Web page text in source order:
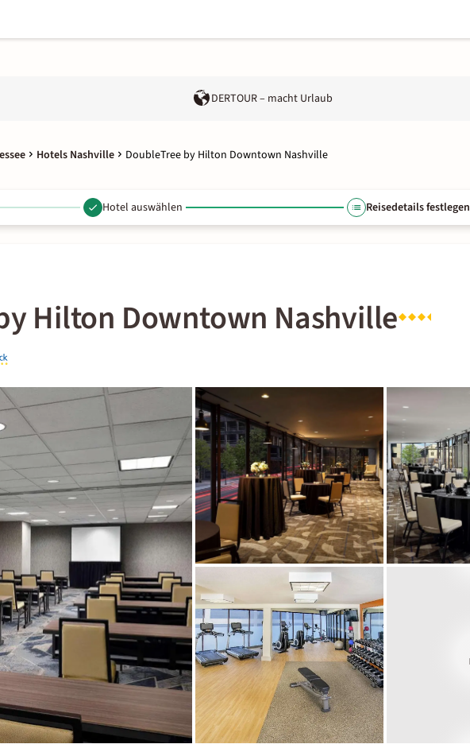
DERTOUR – macht Urlaub
Hotels Nashville DoubleTree by Hilton Downtown Nashville
Hotel auswählen Reisedetails festlegen
Hilton Downtown Nashville